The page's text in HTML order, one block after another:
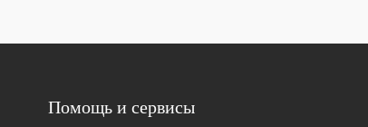
Помощь и сервисы